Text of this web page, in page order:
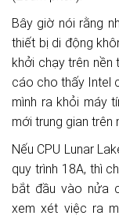
Bây giờ nói rằng
thiết bị di động
khởi chạy trên nền
cáo cho thấy Intel
mình ra khỏi máy
mới trung gian trên
Nếu CPU Lunar
quy trình 18A, thì
bắt đầu vào nửa
xem xét việc ra